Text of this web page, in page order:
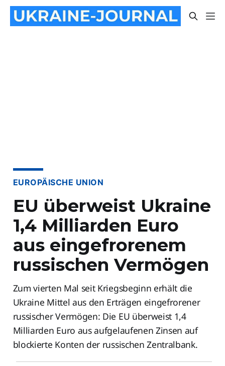
EUROPÄISCHE UNION
EU überweist Ukraine
1,4 Milliarden Euro
aus eingefrorenem
russischen Vermögen
Zum vierten Mal seit Kriegsbeginn erhält die
Ukraine Mittel aus den Erträgen eingefrorener
russischer Vermögen: Die EU überweist 1,4
Milliarden Euro aus aufgelaufenen Zinsen auf
blockierte Konten der russischen Zentralbank.